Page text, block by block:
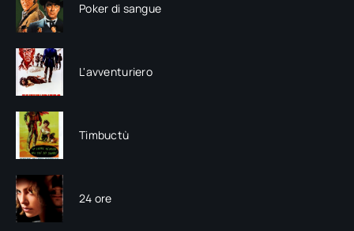
Poker di sangue
L'avventuriero
Timbuctù
24 ore